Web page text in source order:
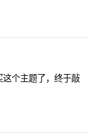
这个主题了，终于敲